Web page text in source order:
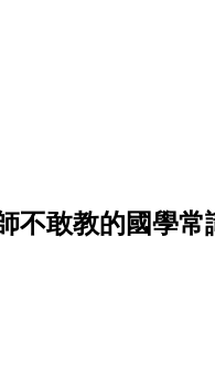
不敢教的國學